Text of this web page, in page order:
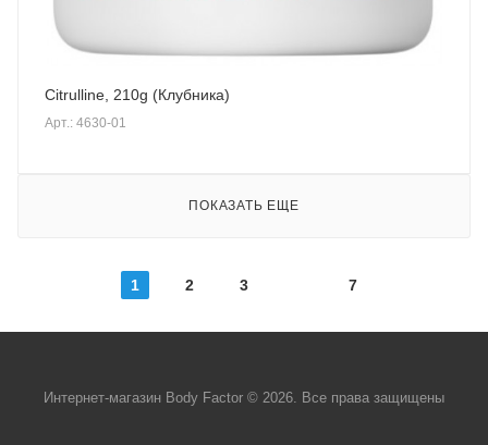
Citrulline, 210g (Клубника)
Арт.: 4630-01
ПОКАЗАТЬ ЕЩЕ
1 2 3 7
Интернет-магазин Body Factor © 2026. Все права защищены